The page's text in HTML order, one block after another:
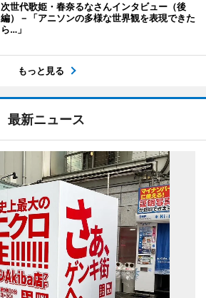
次世代歌姫・春奈るなさんインタビュー（後
編）－「アニソンの多様な世界観を表現できた
ら…」
もっと見る
最新ニュース